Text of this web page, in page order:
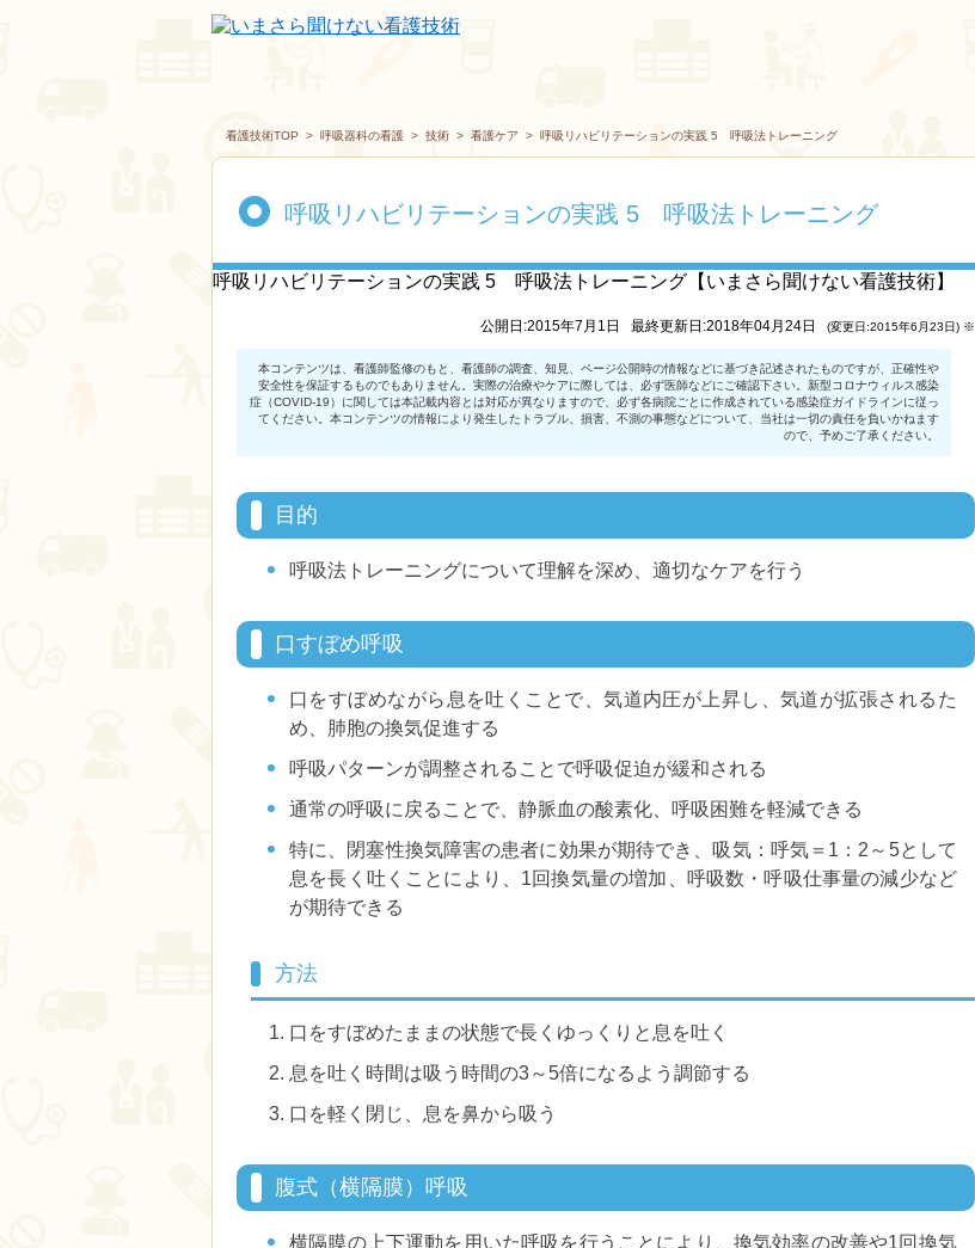
看護技術TOP > 呼吸器科の看護 > 技術 > 看護ケア > 呼吸リハビリテーションの実践 5 呼吸法トレーニング
呼吸リハビリテーションの実践 5 呼吸法トレーニング
呼吸リハビリテーションの実践 5 呼吸法トレーニング【いまさら聞けない看護技術】
公開日:2015年7月1日 最終更新日:2018年04月24日 (変更日:2015年6月23日) ※
目的
呼吸法トレーニングについて理解を深め、適切なケアを行う
口すぼめ呼吸
口をすぼめながら息を吐くことで、気道内圧が上昇し、気道が拡張されるた
め、肺胞の換気促進する
呼吸パターンが調整されることで呼吸促迫が緩和される
通常の呼吸に戻ることで、静脈血の酸素化、呼吸困難を軽減できる
特に、閉塞性換気障害の患者に効果が期待でき、吸気：呼気＝1：2～5として
息を長く吐くことにより、1回換気量の増加、呼吸数・呼吸仕事量の減少など
が期待できる
方法
口をすぼめたままの状態で長くゆっくりと息を吐く
息を吐く時間は吸う時間の3～5倍になるよう調節する
口を軽く閉じ、息を鼻から吸う
腹式（横隔膜）呼吸
横隔膜の上下運動を用いた呼吸を行うことにより、換気効率の改善や1回換気